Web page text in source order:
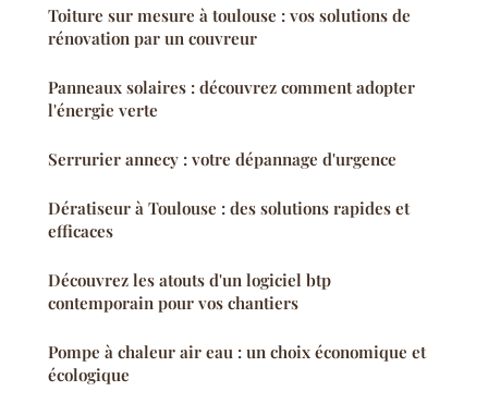
Toiture sur mesure à toulouse : vos solutions de
rénovation par un couvreur
Panneaux solaires : découvrez comment adopter
l'énergie verte
Serrurier annecy : votre dépannage d'urgence
Dératiseur à Toulouse : des solutions rapides et
efficaces
Découvrez les atouts d'un logiciel btp
contemporain pour vos chantiers
Pompe à chaleur air eau : un choix économique et
écologique